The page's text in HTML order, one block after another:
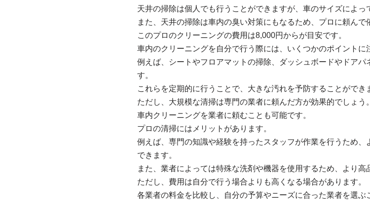
天井の掃除は個人でも行うことができますが、車のサイズによっ
また、天井の掃除は車内の臭い対策にもなるため、プロに頼んで
このプロのクリーニングの費用は8,000円からが目安です。
車内のクリーニングを自分で行う際には、いくつかのポイントに
例えば、シートやフロアマットの掃除、ダッシュボードやドアパ
す。
これらを定期的に行うことで、大きな汚れを予防することができ
ただし、大規模な清掃は専門の業者に頼んだ方が効果的でしょう。
車内クリーニングを業者に頼むことも可能です。
プロの清掃にはメリットがあります。
例えば、専門の知識や経験を持ったスタッフが作業を行うため
できます。
また、業者によっては特殊な洗剤や機器を使用するため、より高
ただし、費用は自分で行う場合よりも高くなる場合があります。
各業者の料金を比較し、自分の予算やニーズに合った業者を選ぶ